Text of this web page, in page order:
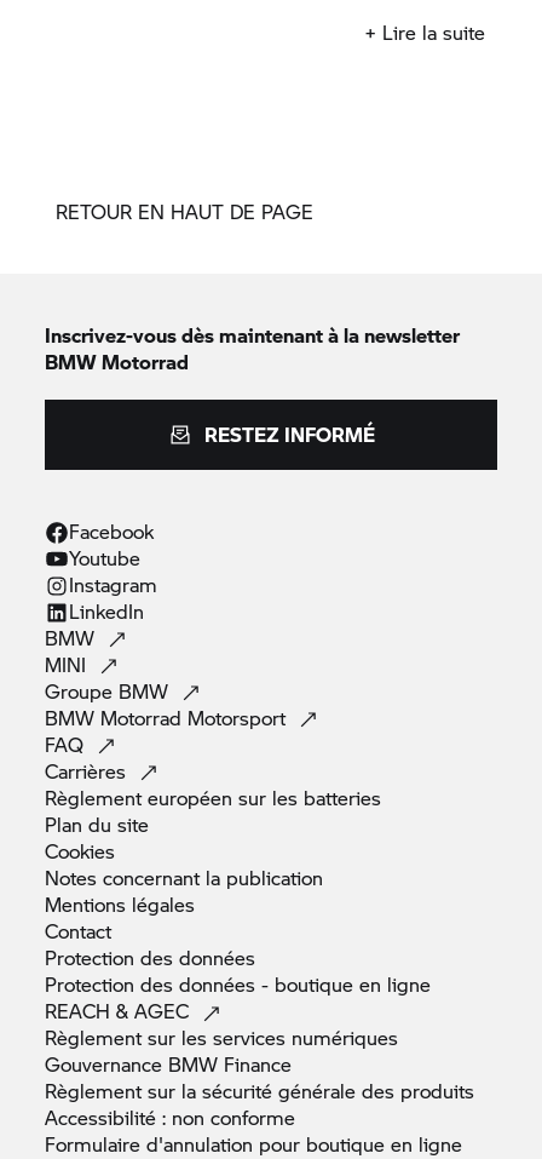
+ Lire la suite
RETOUR EN HAUT DE PAGE
Inscrivez-vous dès maintenant à la newsletter
BMW Motorrad
RESTEZ INFORMÉ
Facebook
Youtube
Instagram
LinkedIn
BMW
MINI
Groupe BMW
BMW Motorrad Motorsport
FAQ
Carrières
Règlement européen sur les batteries
Plan dusite
Cookies
Notes concernant la publication
Mentions légales
Contact
Protection desdonnées
Protection des données - boutique en ligne
REACH &AGEC
Règlement sur les services numériques
Gouvernance BMW Finance
Règlement sur la sécurité générale des produits
Accessibilité : nonconforme
Formulaire d'annulation pour boutique en ligne